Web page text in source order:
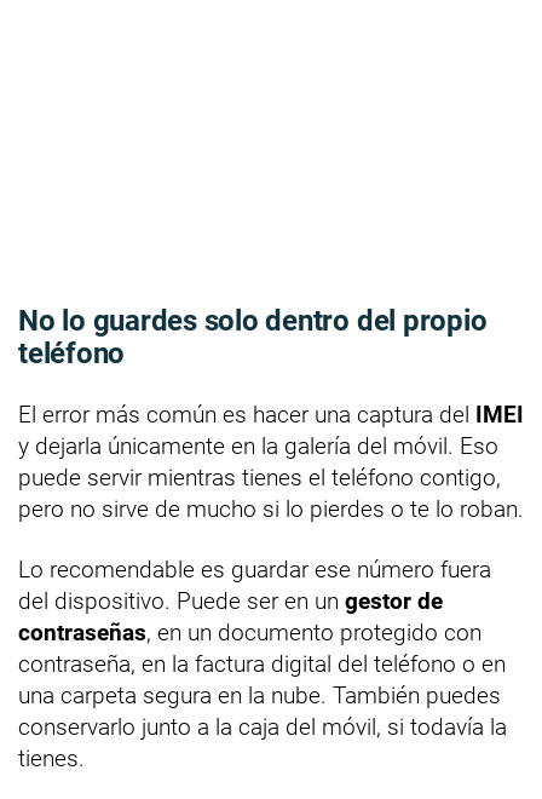
No lo guardes solo dentro del propio
teléfono
El error más común es hacer una captura del IMEI
y dejarla únicamente en la galería del móvil. Eso
puede servir mientras tienes el teléfono contigo,
pero no sirve de mucho si lo pierdes o te lo roban.
Lo recomendable es guardar ese número fuera
del dispositivo. Puede ser en un gestor de
contraseñas, en un documento protegido con
contraseña, en la factura digital del teléfono o en
una carpeta segura en la nube. También puedes
conservarlo junto a la caja del móvil, si todavía la
tienes.